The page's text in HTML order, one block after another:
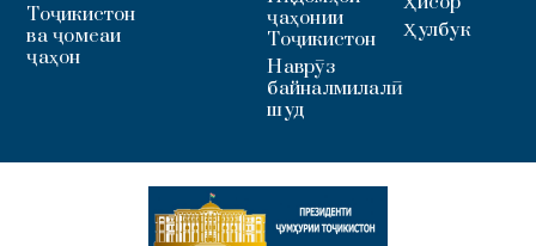
Тоҷикистон
ва ҷомеаи
ҷаҳон
ҷаҳонии
Тоҷикистон
Наврӯз
байналмилалӣ
шуд
Ҳулбук